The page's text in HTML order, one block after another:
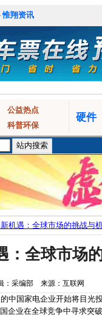
惟翔资讯
公益热点
科普环保
硬件
机遇：全球市场的挑战与
：全球市场
：采编部 来源：互联网
国家电企业开始将目光
企业在全球竞争中寻求突